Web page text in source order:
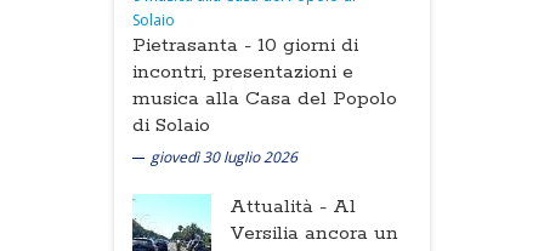
Pietrasanta - 10 giorni di
incontri, presentazioni e
musica alla Casa del Popolo
di Solaio
giovedì 30 luglio 2026
Attualità - Al
Versilia ancora un